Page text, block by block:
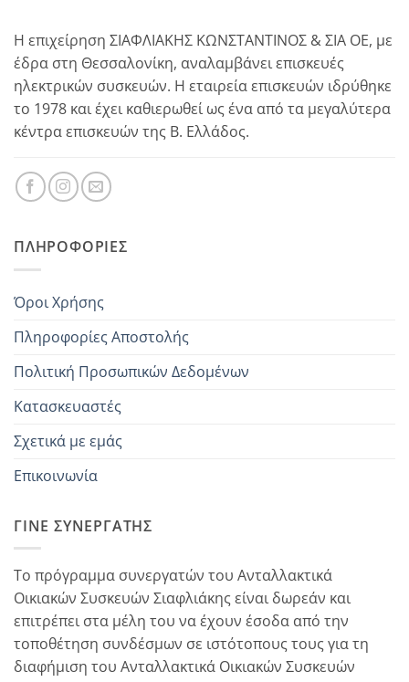
Η επιχείρηση ΣΙΑΦΛΙΑΚΗΣ ΚΩΝΣΤΑΝΤΙΝΟΣ & ΣΙΑ ΟΕ, με
έδρα στη Θεσσαλονίκη, αναλαμβάνει επισκευές
ηλεκτρικών συσκευών. Η εταιρεία επισκευών ιδρύθηκε
το 1978 και έχει καθιερωθεί ως ένα από τα μεγαλύτερα
κέντρα επισκευών της Β. Ελλάδος.
ΠΛΗΡΟΦΟΡΊΕΣ
Όροι Χρήσης
Πληροφορίες Αποστολής
Πολιτική Προσωπικών Δεδομένων
Κατασκευαστές
Σχετικά με εμάς
Επικοινωνία
ΓΊΝΕ ΣΥΝΕΡΓΆΤΗΣ
Το πρόγραμμα συνεργατών του Ανταλλακτικά
Οικιακών Συσκευών Σιαφλιάκης είναι δωρεάν και
επιτρέπει στα μέλη του να έχουν έσοδα από την
τοποθέτηση συνδέσμων σε ιστότοπους τους για τη
διαφήμιση του Ανταλλακτικά Οικιακών Συσκευών